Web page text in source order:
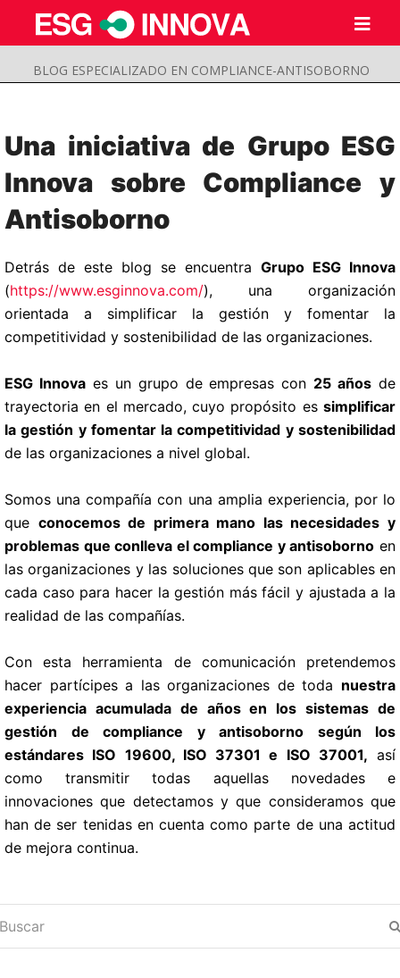
BLOG ESPECIALIZADO EN COMPLIANCE-ANTISOBORNO
Buscar Enviar
Una iniciativa de Grupo ESG
Innova sobre Compliance y
Antisoborno
Detrás de este blog se encuentra Grupo ESG Innova
(https://www.esginnova.com/), una organización
orientada a simplificar la gestión y fomentar la
competitividad y sostenibilidad de las organizaciones.
ESG Innovaes un grupo de empresas con 25 años de
trayectoria en el mercado, cuyo propósito es simplificar
la gestión y fomentar la competitividad y sostenibilidad
de las organizaciones a nivel global.
Somos una compañía con una amplia experiencia, por lo
que conocemos de primera mano las necesidades y
problemas que conlleva el compliance y antisoborno en
las organizaciones y las soluciones que son aplicables en
cada caso para hacer la gestión más fácil y ajustada a la
realidad de las compañías.
Con esta herramienta de comunicación pretendemos
hacer partícipes a las organizaciones de toda nuestra
experiencia acumulada de años en los sistemas de
gestión de compliance y antisoborno según los
estándares ISO 19600, ISO 37301 e ISO 37001, así
como transmitir todas aquellas novedades e
innovaciones que detectamos y que consideramos que
han de ser tenidas en cuenta como parte de una actitud
de mejora continua.